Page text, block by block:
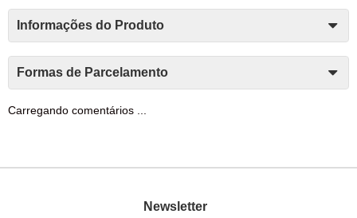
Informações do Produto
Formas de Parcelamento
Carregando comentários ...
Newsletter